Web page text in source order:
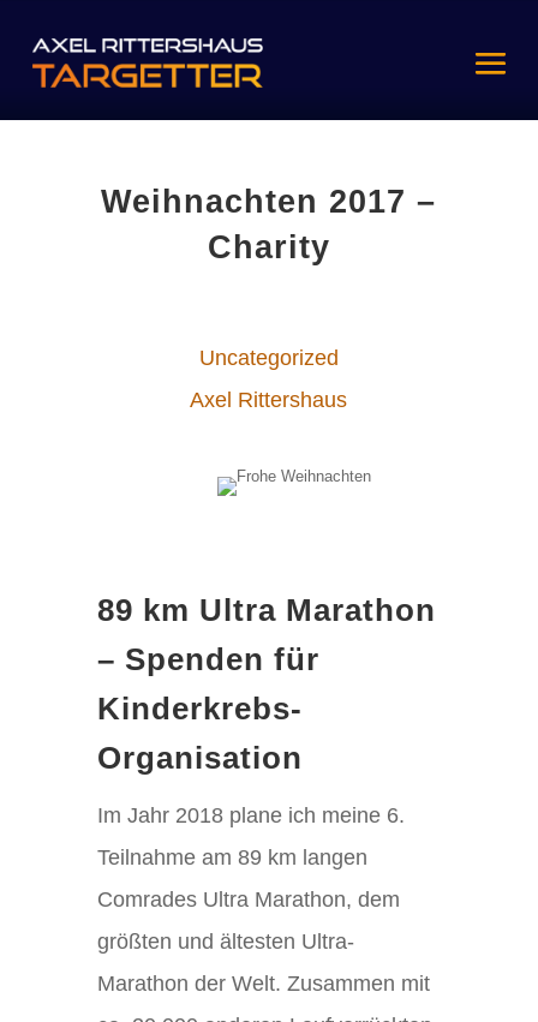
Weihnachten 2017 –
Charity
Uncategorized
Axel Rittershaus
89 km Ultra Marathon
– Spenden für
Kinderkrebs-
Organisation
Im Jahr 2018 plane ich meine 6.
Teilnahme am 89 km langen
Comrades Ultra Marathon, dem
größten und ältesten Ultra-
Marathon der Welt. Zusammen mit